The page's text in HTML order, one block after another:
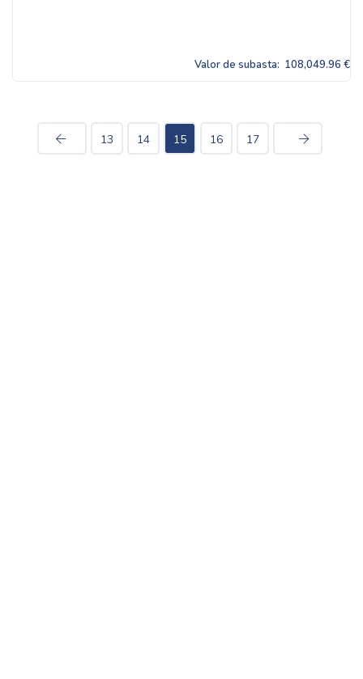
Valor de subasta: 108,049.96 €
13 14 15 16 17